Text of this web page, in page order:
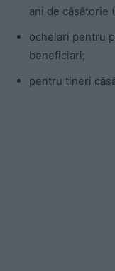
ani de căsătorie
ochelari pentru
beneficiari;
pentru tineri